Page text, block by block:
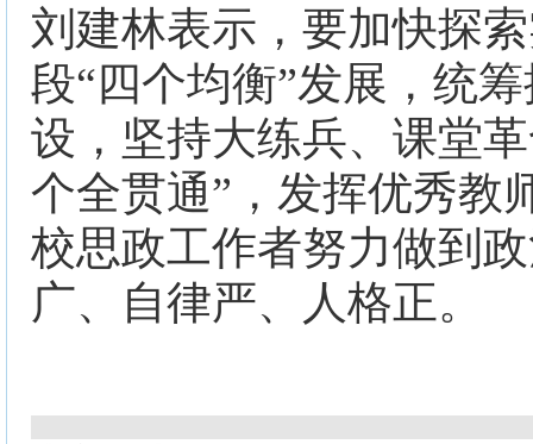
刘建林表示，要加快探
段“四个均衡”发展，统
设，坚持大练兵、课堂
个全贯通”，发挥优秀教
校思政工作者努力做到
广、自律严、人格正。